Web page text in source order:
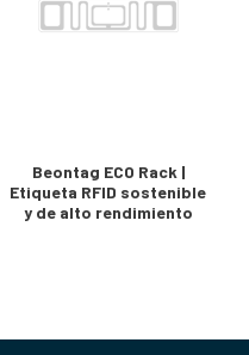
Beontag ECO Rack |
Etiqueta RFID sostenible
y de alto rendimiento